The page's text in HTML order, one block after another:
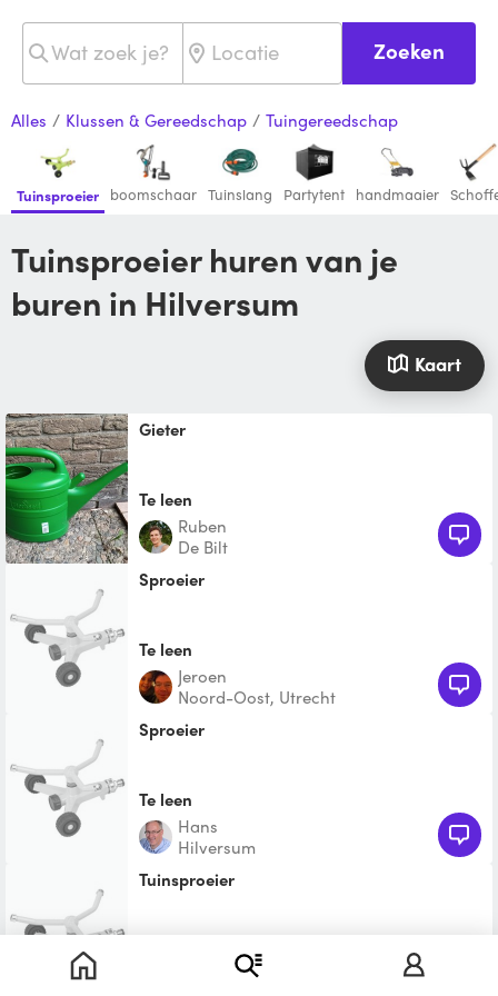
Zoeken
Alles / Klussen & Gereedschap / Tuingereedschap
Tuinsproeier boomschaar Tuinslang Partytent handmaaier
Tuinsproeier huren van je
buren in Hilversum
Kaart
Gieter
Te leen
Ruben
De Bilt
sproeier
Te leen
jeroen
Noord-Oost, Utrecht
sproeier
Te leen
Hans
Hilversum
Tuinsproeier